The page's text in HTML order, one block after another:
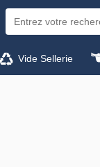
Vide Sellerie